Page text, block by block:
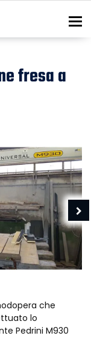
fresa a
che
lo
Pedrini M930